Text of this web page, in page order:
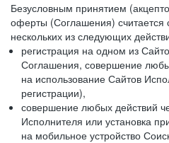
Безусловным принятием
оферты (Соглашения) считается
нескольких из следующих
регистрация на одном из
Соглашения, совершение
на использование Сайтов
регистрации),
совершение любых действий
Исполнителя или установка
на мобильное устройство